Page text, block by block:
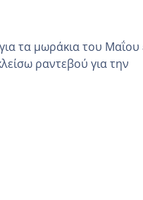
τα μωράκια του Μαΐου εγώ
ραντεβού για την